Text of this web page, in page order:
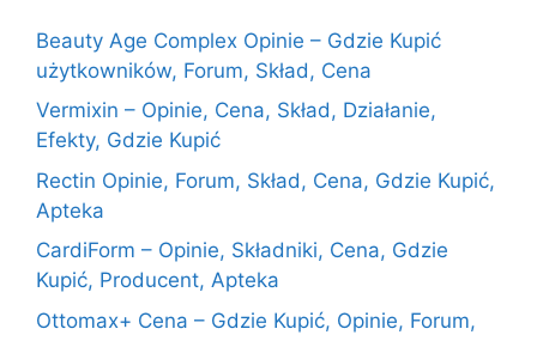
Beauty Age Сomplex Opinie – Gdzie Kupić
użytkowników, Forum, Skład, Cena
Vermixin – Opinie, Cena, Skład, Działanie,
Efekty, Gdzie Kupić
Rectin Opinie, Forum, Skład, Cena, Gdzie Kupić,
Apteka
CardiForm – Opinie, Składniki, Cena, Gdzie
Kupić, Producent, Apteka
Ottomax+ Cena – Gdzie Kupić, Opinie, Forum,